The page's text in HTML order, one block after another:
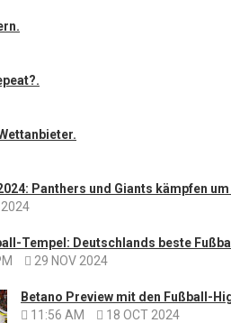
Panthers und Giants kämpfen
Tempel: Deutschlands beste
29 NOV 2024
Betano Preview mit den Fußball-
11:56 AM
18 OCT 2024